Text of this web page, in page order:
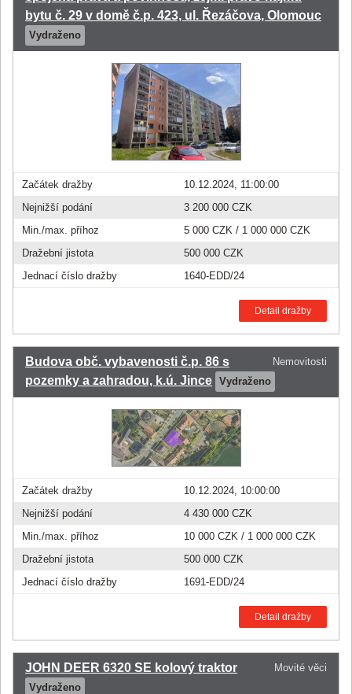
bytu č. 29 v domě č.p. 423, ul. Řezáčova, Olomouc
Vydraženo
Začátek dražby
10.12.2024, 11:00:00
Nejnižší podání
3 200 000 CZK
Min./max. příhoz
5 000 CZK / 1 000 000 CZK
Dražební jistota
500 000 CZK
Jednací číslo dražby
1640-EDD/24
Detail dražby
Nemovitosti
Budova obč. vybavenosti č.p. 86 s
pozemky a zahradou, k.ú. Jince Vydraženo
Začátek dražby
10.12.2024, 10:00:00
Nejnižší podání
4 430 000 CZK
Min./max. příhoz
10 000 CZK / 1 000 000 CZK
Dražební jistota
500 000 CZK
Jednací číslo dražby
1691-EDD/24
Detail dražby
Movité věci
JOHN DEER 6320 SE kolový traktor
Vydraženo